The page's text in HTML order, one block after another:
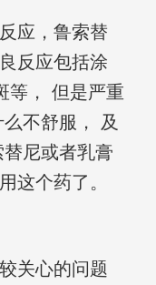
应，鲁索替
反应包括涂
等， 但是严重
不舒服， 及
尼或者乳膏
这个药了。
关心的问题